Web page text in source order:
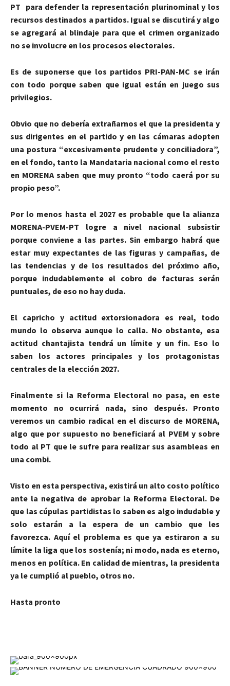
PT para defender la representación plurinominal y los
recursos destinados a partidos. Igual se discutirá y algo
se agregará al blindaje para que el crimen organizado
no se involucre en los procesos electorales.
Es de suponerse que los partidos PRI-PAN-MC se irán
con todo porque saben que igual están en juego sus
privilegios.
Obvio que no debería extrañarnos el que la presidenta y
sus dirigentes en el partido y en las cámaras adopten
una postura “excesivamente prudente y conciliadora”,
en el fondo, tanto la Mandataria nacional como el resto
en MORENA saben que muy pronto “todo caerá por su
propio peso”.
Por lo menos hasta el 2027 es probable que la alianza
MORENA-PVEM-PT logre a nivel nacional subsistir
porque conviene a las partes. Sin embargo habrá que
estar muy expectantes de las figuras y campañas, de
las tendencias y de los resultados del próximo año,
porque indudablemente el cobro de facturas serán
puntuales, de eso no hay duda.
El capricho y actitud extorsionadora es real, todo
mundo lo observa aunque lo calla. No obstante, esa
actitud chantajista tendrá un límite y un fin. Eso lo
saben los actores principales y los protagonistas
centrales de la elección 2027.
Finalmente si la Reforma Electoral no pasa, en este
momento no ocurrirá nada, sino después. Pronto
veremos un cambio radical en el discurso de MORENA,
algo que por supuesto no beneficiará al PVEM y sobre
todo al PT que le sufre para realizar sus asambleas en
una combi.
Visto en esta perspectiva, existirá un alto costo político
ante la negativa de aprobar la Reforma Electoral. De
que las cúpulas partidistas lo saben es algo indudable y
solo estarán a la espera de un cambio que les
favorezca. Aquí el problema es que ya estiraron a su
límite la liga que los sostenía; ni modo, nada es eterno,
menos en política. En calidad de mientras, la presidenta
ya le cumplió al pueblo, otros no.
Hasta pronto